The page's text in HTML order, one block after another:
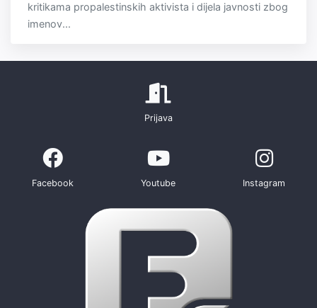
kritikama propalestinskih aktivista i dijela javnosti zbog
imenov...
Prijava
Facebook Youtube Instagram